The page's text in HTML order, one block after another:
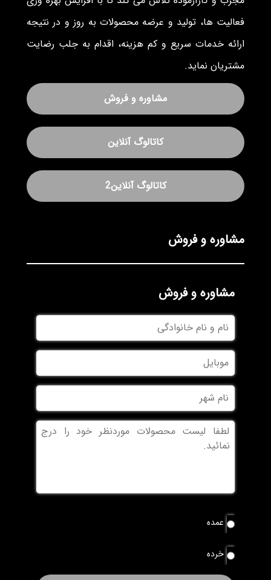
فعالیت ها، تولید و عرضه محصولات به روز و در نتیجه
ارائه خدمات سریع و کم هزینه، اقدام به جلب رضایت
مشتریان نماید.
مشاوره و فروش
کاتالوگ آنلاین
کاتالوگ آنلاین2
مشاوره و فروش
مشاوره و فروش
نام
و
نام
خانوادگی
موبایل
نام
شهر
بدون
عنوان
نوع
سفارش
عمده
خرده